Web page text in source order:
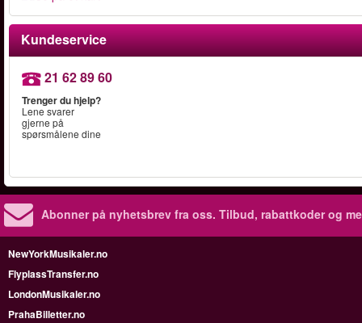
Kundeservice
21 62 89 60
Trenger du hjelp?
Lene svarer
gjerne på
spørsmålene dine
Abonner på nyhetsbrev fra oss. Tilbud, rabattkoder og
NewYorkMusikaler.no
FlyplassTransfer.no
LondonMusikaler.no
PrahaBilletter.no